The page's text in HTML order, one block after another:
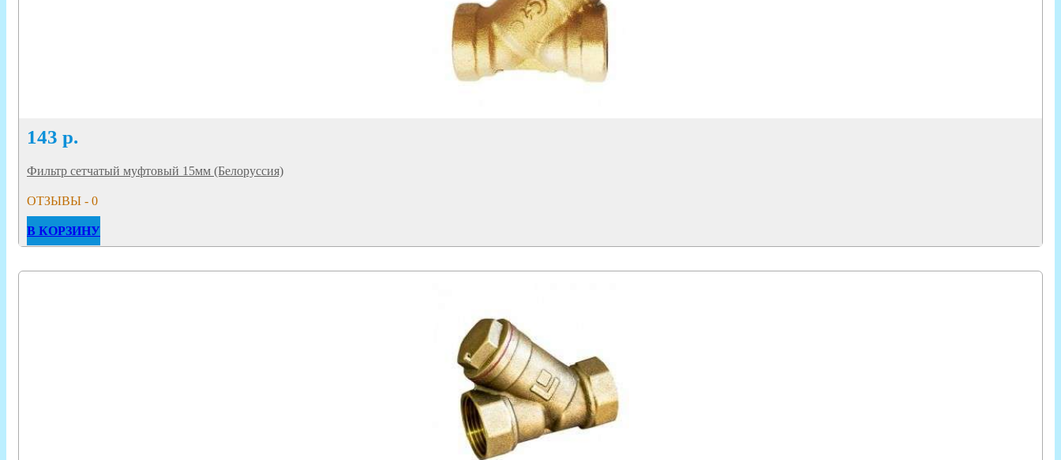
143 р.
Фильтр сетчатый муфтовый 15мм (Белоруссия)
ОТЗЫВЫ - 0
В КОРЗИНУ